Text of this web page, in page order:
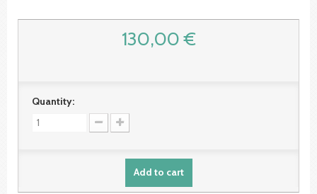
130,00 €
Quantity:
Add to cart